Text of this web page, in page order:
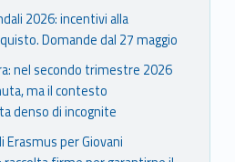
2026: incentivi alla
Domande dal 27 maggio
nel secondo trimestre 2026
ma il contesto
denso di incognite
per Giovani